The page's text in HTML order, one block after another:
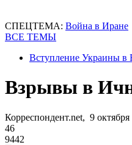
СПЕЦТЕМА: Война в Иране
ВСЕ ТЕМЫ
Вступление Украины в
Взрывы в
Корреспондент.net, 9
46
9442